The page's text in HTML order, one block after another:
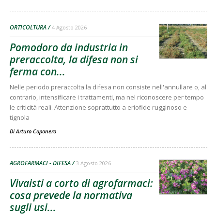
ORTICOLTURA 4 Agosto 2026
Pomodoro da industria in
preraccolta, la difesa non si
ferma con...
Nelle periodo preraccolta la difesa non consiste nell'annullare o, al
contrario, intensificare i trattamenti, ma nel riconoscere per tempo
le criticità reali. Attenzione soprattutto a eriofide rugginoso e
tignola
DiArturo Caponero
AGROFARMACI - DIFESA 3 Agosto 2026
Vivaisti a corto di agrofarmaci:
cosa prevede la normativa
sugli usi...